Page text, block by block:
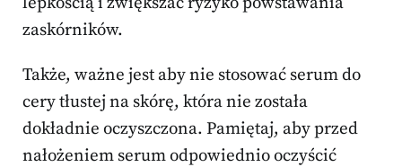
zaskórników.
Także, ważne jest aby nie stosować serum do
cery tłustej na skórę, która nie została
dokładnie oczyszczona. Pamiętaj, aby przed
nałożeniem serum odpowiednio oczyścić